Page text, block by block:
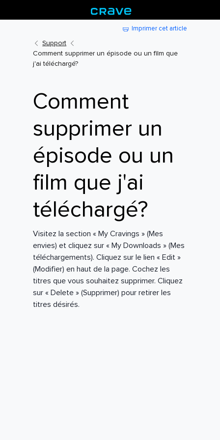
Imprimer cet article
Support
Comment supprimer un épisode ou un film que
j'ai téléchargé?
Comment
supprimer un
épisode ou un
film que j'ai
téléchargé?
Visitez la section « My Cravings » (Mes
envies) et cliquez sur « My Downloads » (Mes
téléchargements). Cliquez sur le lien « Edit »
(Modifier) en haut de la page. Cochez les
titres que vous souhaitez supprimer. Cliquez
sur « Delete » (Supprimer) pour retirer les
titres désirés.